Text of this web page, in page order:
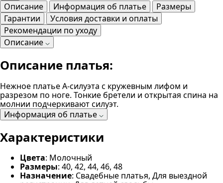
Описание Информация об платье
Размеры
Гарантии
Условия доставки и оплаты
Рекомендации по уходу
Описание
Описание платья:
Нежное платье А-силуэта с кружевным лифом и
разрезом по ноге. Тонкие бретели и открытая спина на
молнии подчеркивают силуэт.
Информация об платье
Характеристики
Цвета: Молочный
Размеры: 40, 42, 44, 46, 48
Назначение: Свадебные платья, Для выездной